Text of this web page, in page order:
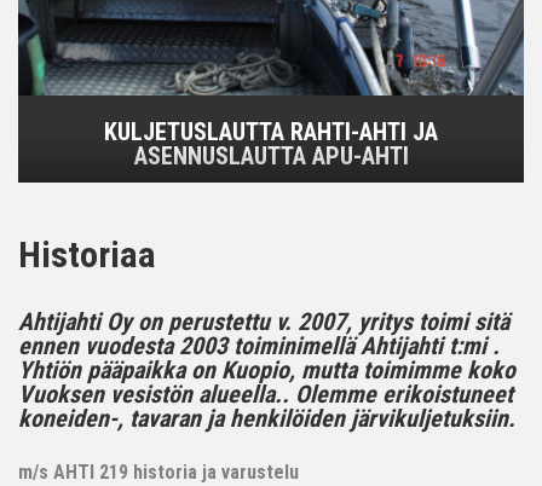
KULJETUSLAUTTA RAHTI-AHTI JA
ASENNUSLAUTTA APU-AHTI
Historiaa
Ahtijahti Oy on perustettu v. 2007, yritys toimi sitä
ennen vuodesta 2003 toiminimellä Ahtijahti t:mi .
Yhtiön pääpaikka on Kuopio, mutta toimimme koko
Vuoksen vesistön alueella.. Olemme erikoistuneet
koneiden-, tavaran ja henkilöiden järvikuljetuksiin.
m/s AHTI 219 historia ja varustelu